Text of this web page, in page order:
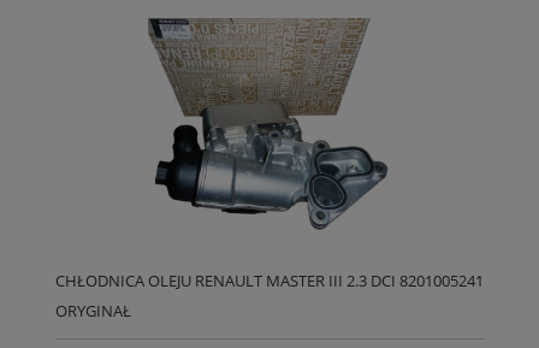
CHŁODNICA OLEJU RENAULT MASTER III 2.3 DCI 8201005241
ORYGINAŁ